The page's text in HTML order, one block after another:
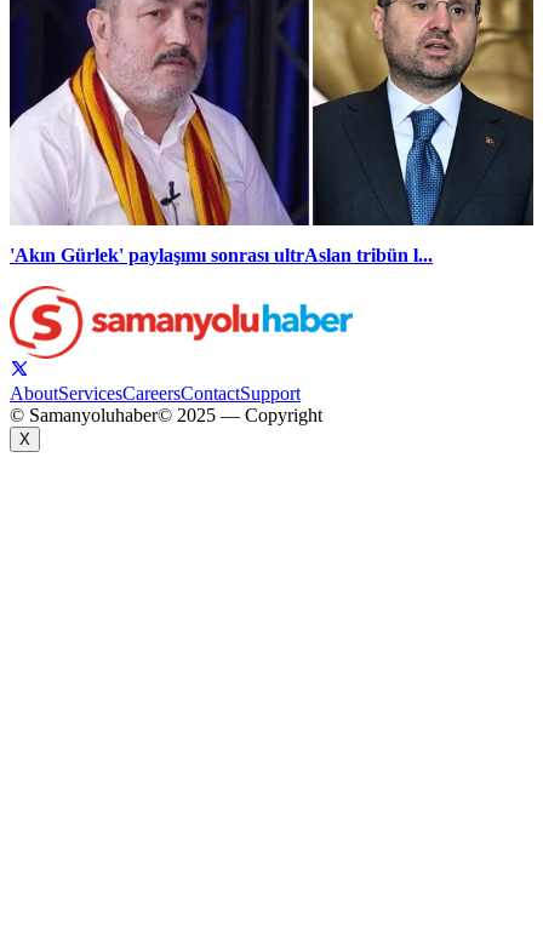
'Akın Gürlek' paylaşımı sonrası ultrAslan tribün l...
AboutServicesCareersContactSupport
© Samanyoluhaber© 2025 — Copyright
X